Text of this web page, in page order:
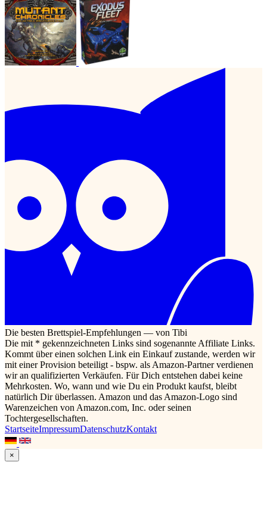
Die besten Brettspiel-Empfehlungen — von Tibi
Die mit * gekennzeichneten Links sind sogenannte Affiliate Links.
Kommt über einen solchen Link ein Einkauf zustande, werden wir
mit einer Provision beteiligt - bspw. als Amazon-Partner verdienen
wir an qualifizierten Verkäufen. Für Dich entstehen dabei keine
Mehrkosten. Wo, wann und wie Du ein Produkt kaufst, bleibt
natürlich Dir überlassen. Amazon und das Amazon-Logo sind
Warenzeichen von Amazon.com, Inc. oder seinen
Tochtergesellschaften.
StartseiteImpressumDatenschutzKontakt
×